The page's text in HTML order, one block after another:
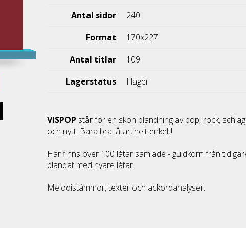
Antal sidor
240
Format
170x227
Antal titlar
109
Lagerstatus I lager
VISPOP står för en skön blandning av pop, rock,
och nytt. Bara bra låtar, helt enkelt!
Här finns över 100 låtar samlade - guldkorn från
blandat med nyare låtar.
Melodistämmor, texter och ackordanalyser.